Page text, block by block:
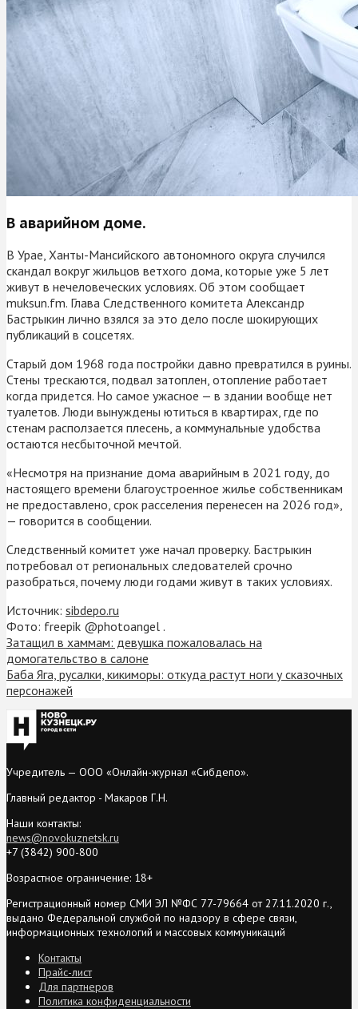
В аварийном доме.
В Урае, Ханты-Мансийского автономного округа случился
скандал вокруг жильцов ветхого дома, которые уже 5 лет
живут в нечеловеческих условиях. Об этом сообщает
muksun.fm. Глава Следственного комитета Александр
Бастрыкин лично взялся за это дело после шокирующих
публикаций в соцсетях.
Старый дом 1968 года постройки давно превратился в руины.
Стены трескаются, подвал затоплен, отопление работает
когда придется. Но самое ужасное — в здании вообще нет
туалетов. Люди вынуждены ютиться в квартирах, где по
стенам расползается плесень, а коммунальные удобства
остаются несбыточной мечтой.
«Несмотря на признание дома аварийным в 2021 году, до
настоящего времени благоустроенное жилье собственникам
не предоставлено, срок расселения перенесен на 2026 год»,
— говорится в сообщении.
Следственный комитет уже начал проверку. Бастрыкин
потребовал от региональных следователей срочно
разобраться, почему люди годами живут в таких условиях.
Источник: sibdepo.ru
Фото: freepik @photoangel .
Затащил в хаммам: девушка пожаловалась на
домогательство в салоне
Баба Яга, русалки, кикиморы: откуда растут ноги у сказочных
персонажей
Учредитель — ООО «Онлайн-журнал «Сибдепо».
Главный редактор - Макаров Г.Н.
Наши контакты:
news@novokuznetsk.ru
+7 (3842) 900-800
Возрастное ограничение: 18+
Регистрационный номер СМИ ЭЛ №ФС 77-79664 от 27.11.2020 г.,
выдано Федеральной службой по надзору в сфере связи,
информационных технологий и массовых коммуникаций
Контакты
Прайс-лист
Для партнеров
Политика конфиденциальности